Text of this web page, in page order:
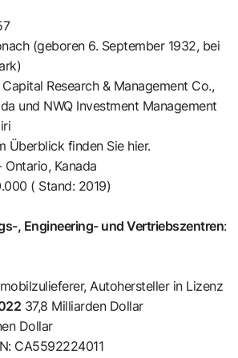
(geboren 6. September 1932, bei
Capital Research & Management Co.,
und NWQ Investment Management
Überblick finden Sie hier.
Ontario, Kanada
( Stand: 2019)
, Engineering- und Vertriebszentren:
Autohersteller in Lizenz
37,8 Milliarden Dollar
Dollar
CA5592224011